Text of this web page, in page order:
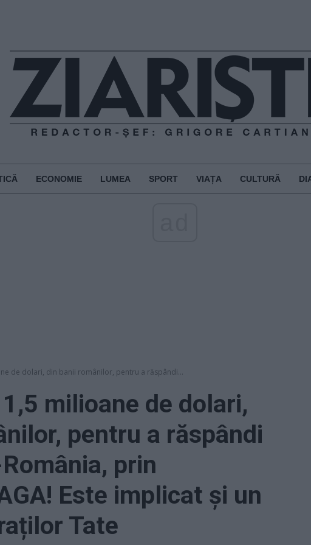
ECONOMIE LUMEA SPORT VIAȚA CULTURĂ
de dolari, din banii românilor, pentru a răspândi...
milioane de dolari,
pentru a răspândi
prin
Este implicat și un
Tate